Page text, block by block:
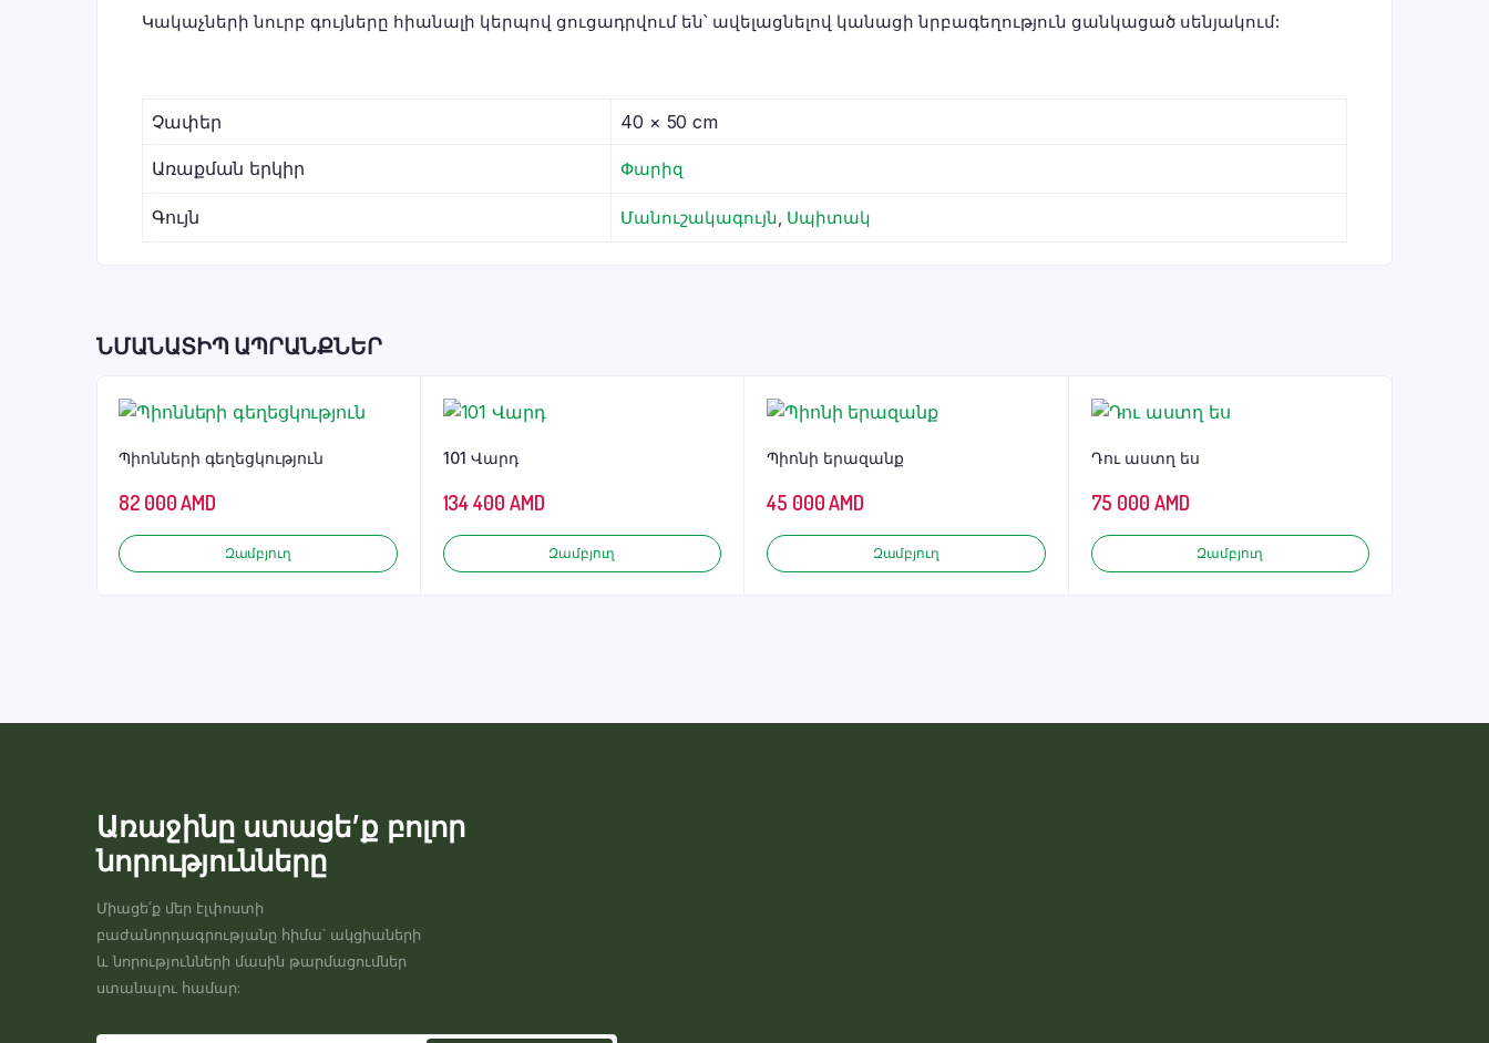
Կակաչների նուրբ գույները հիանալի կերպով ցուցադրվում են՝ ավելացնելով կանացի նրբագեղություն ցանկացած սենյակում:
Չափեր 40 × 50 cm
Առաքման երկիր Փարիզ
Գույն Մանուշակագույն Սպիտակ
ՆՄԱՆԱՏԻՊ ԱՊՐԱՆՔՆԵՐ
Պիոնների գեղեցկություն
82 000AMD
Զամբյուղ
101 Վարդ
134 400 AMD
Զամբյուղ
Պիոնի երազանք
45 000AMD
Զամբյուղ
Դու աստղ ես
75 000 AMD
Զամբյուղ
Առաջինը ստացե’ք բոլոր
նորությունները
Միացե՛ք մեր էլփոստի
բաժանորդագրությանը հիմա՝ ակցիաների
և նորությունների մասին թարմացումներ
ստանալու համար: